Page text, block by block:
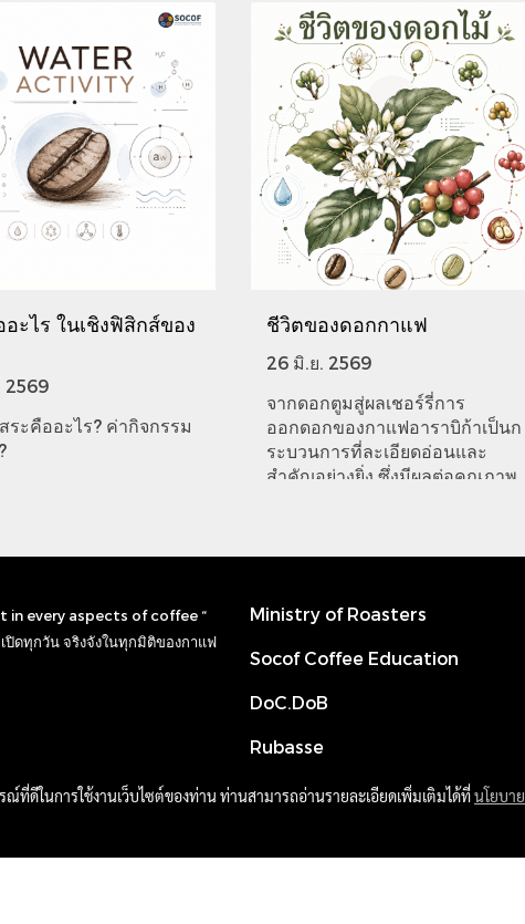
ะไร ในเชิงฟิสิกส์ของ
2569
ระคืออะไร? ค่ากิจกรรม​
ชีวิตของดอกกาแฟ
26 มิ.ย. 2569
จากดอกตูมสู่ผลเชอร์รี่การ
ออกดอกของกาแฟอาราบิก้าเป็นก
ระบวนการที่ละเอียดอ่อนและ
สำคัญอย่างยิ่ง ซึ่งมีผลต่อคุณภาพ
in every aspects of coffee “
เปิดทุกวัน จริงจังในทุกมิติของกาแฟ
Ministry of Roasters
Socof Coffee Education
DoC.DoB
Rubasse
ที่ดีในการใช้งานเว็บไซต์ของท่าน ท่านสามารถอ่านรายละเอียดเพิ่มเติมได้ที่นโยบาย